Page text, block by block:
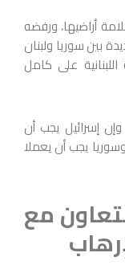
أراضيها، ورفضه
بين سوريا ولبنان
على كامل
إسرائيل يجب أن
وسوريا يجب أن يعملا
مع